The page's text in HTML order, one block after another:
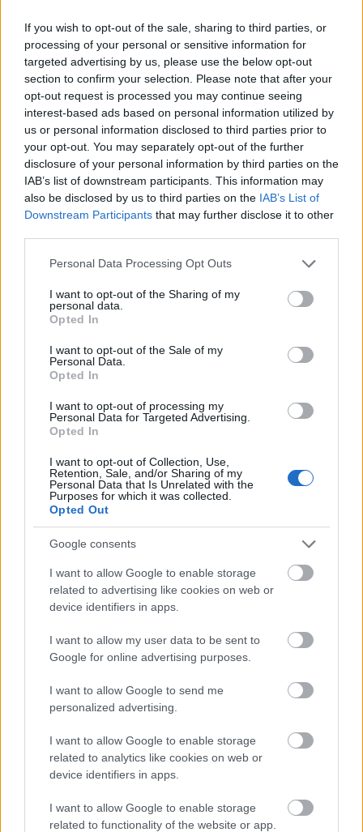
If you wish to opt-out of the sale, sharing to third parties, or
processing of your personal or sensitive information for
targeted advertising by us, please use the below opt-out
section to confirm your selection. Please note that after your
opt-out request is processed you may continue seeing
interest-based ads based on personal information utilized by
us or personal information disclosed to third parties prior to
your opt-out. You may separately opt-out of the further
disclosure of your personal information by third parties on the
IAB’s list of downstream participants. This information may
also be disclosed by us to third parties on the IAB’s List of
Downstream Participants that may further disclose it to other
Please note that this website/app uses one or more Google
not limited to your visit or usage behaviour. You may click to
grant or deny consent to Google and its third-party tags to
use your data for below specified purposes in below Google
consent section.
Personal Data Processing Opt Outs
I want to opt-out of the Sharing of my
personal data.
Opted In
I want to opt-out of the Sale of my
Personal Data.
Opted In
I want to opt-out of processing my
Personal Data for Targeted Advertising.
Opted In
I want to opt-out of Collection, Use,
Retention, Sale, and/or Sharing of my
Personal Data that Is Unrelated with the
Purposes for which it was collected.
Opted Out
Google consents
I want to allow Google to enable storage
related to advertising like cookies on web or
device identifiers in apps.
I want to allow my user data to be sent to
Google for online advertising purposes.
I want to allow Google to send me
personalized advertising.
I want to allow Google to enable storage
related to analytics like cookies on web or
device identifiers in apps.
I want to allow Google to enable storage
related to functionality of the website or app.
5 meglepő jel, ami arra utal, túl kevés
vizet iszol
vagyok benne, hogy az arcom ragyogóbbnak tűnik.
Nem drasztikus módon, csak úgy nézek ki, mint
észrevehetetlen, de én üdébbnek látom magam”
fogalmazott, majd azt is hozzátette, hogy továbbra
is tapasztalja a tartós produktivitást.
Amióta 2,5 liter vizet iszom
naponta, nem érezem magam
fáradtnak lefekvés előtt. Még a
menstruáció előtti néhány napban
sem
Milyen eredménnyel zárult
a hét?
„A napi 2,5 liter víz ivása nem változtatta meg annyira
az életemet, hogy kidobjam miatta az összes
bőrápoló termékemet és előadásokat tartsak a
vízivás fontosságáról. De a tapasztalataim pozitívak
és a változások eléggé észrevehetők ahhoz, hogy a
kísérlet után még sokáig ugyanennyit igyak.”